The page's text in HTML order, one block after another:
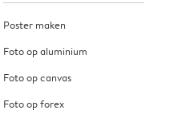
Poster maken
Foto op aluminium
Foto op canvas
Foto op forex